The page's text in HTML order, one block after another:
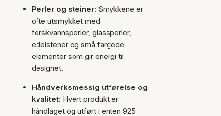
Perler og steiner: Smykkene er
ofte utsmykket med
ferskvannsperler, glassperler,
edelstener og små fargede
elementer som gir energi til
designet.
Håndverksmessig utførelse og
kvalitet: Hvert produkt er
håndlaget og utført i enten 925